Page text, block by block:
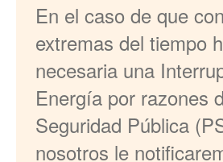
En el caso de que
extremas del tiempo
necesaria una
Energía por razones
Seguridad Pública
nosotros le